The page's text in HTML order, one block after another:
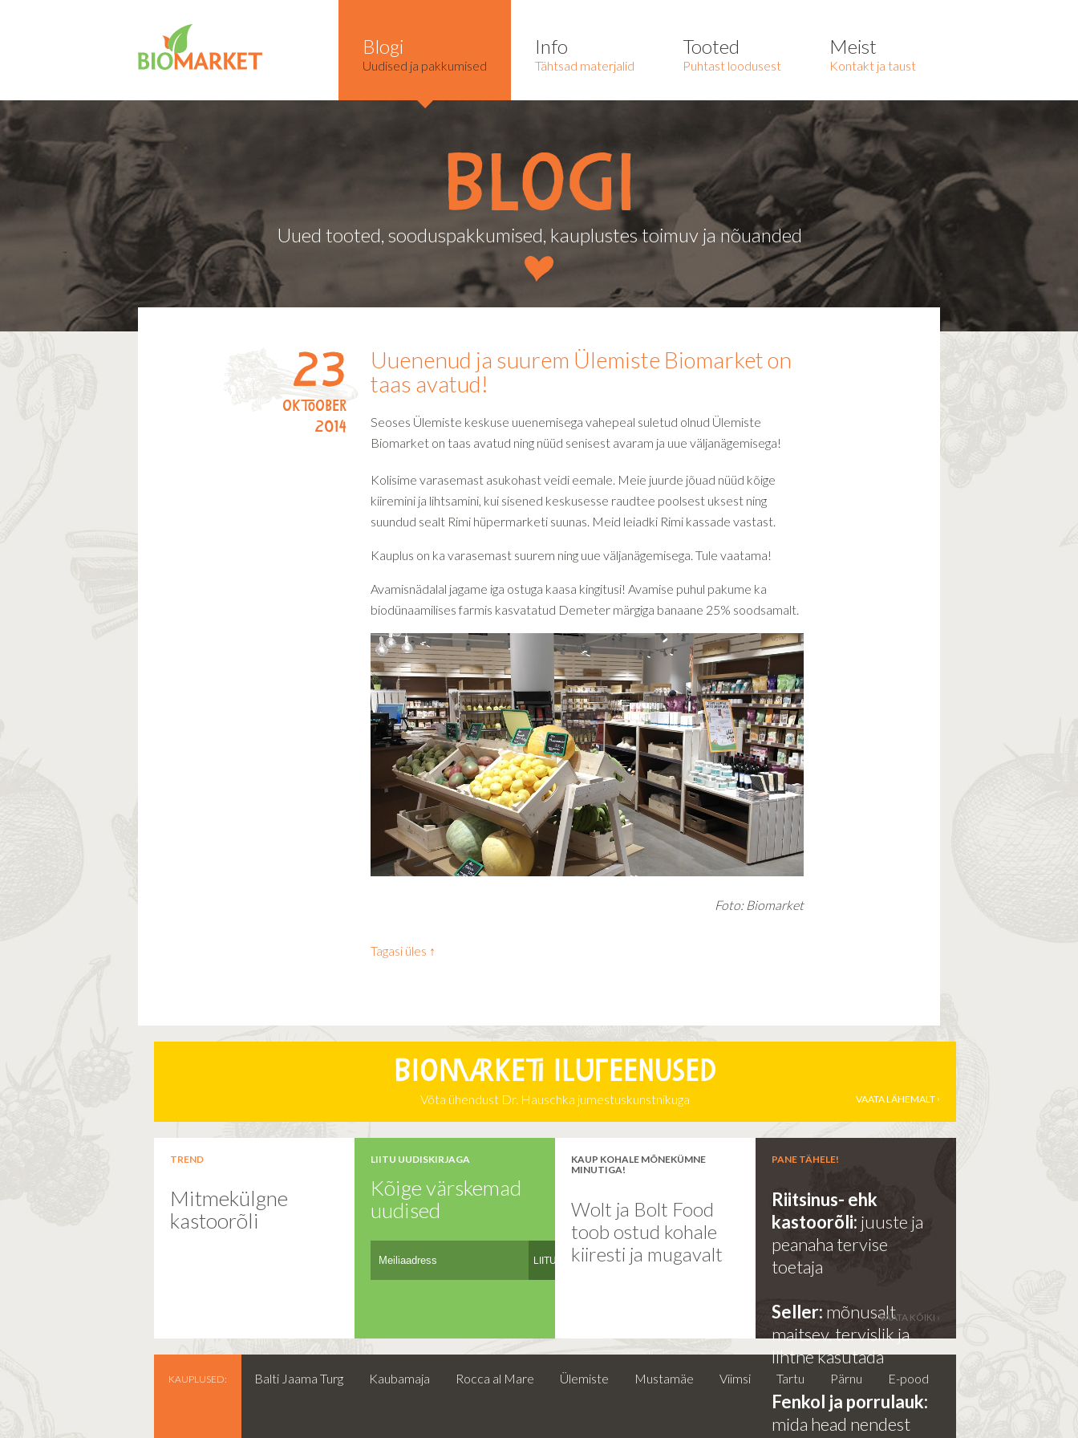
Blogi
Uudised ja pakkumised
Info
Tähtsad materjalid
Tooted
Puhtast loodusest
Meist
Kontakt ja taust
Blogi
Uued tooted, sooduspakkumised, kauplustes toimuv ja nõuanded
23
oktoober
2014
Uuenenud ja suurem Ülemiste Biomarket on
taas avatud!
Seoses Ülemiste keskuse uuenemisega vahepeal suletud olnud Ülemiste
Biomarket on taas avatud ning nüüd senisest avaram ja uue väljanägemisega!
Kolisime varasemast asukohast veidi eemale. Meie juurde jõuad nüüd kõige
kiiremini ja lihtsamini, kui sisened keskusesse raudtee poolsest uksest ning
suundud sealt Rimi hüpermarketi suunas. Meid leiadki Rimi kassade vastast.
Kauplus on ka varasemast suurem ning uue väljanägemisega. Tule vaatama!
Avamisnädalal jagame iga ostuga kaasa kingitusi! Avamise puhul pakume ka
biodünaamilises farmis kasvatatud Demeter märgiga banaane 25% soodsamalt.
Foto: Biomarket
Tagasi üles ↑
Biomarketi iluteenused
Võta ühendust Dr. Hauschka jumestuskunstnikuga VAATA LÄHEMALT
TREND
Mitmekülgne
kastoorõli
LIITU UUDISKIRJAGA
Kõige värskemad
uudised
LIITU
KAUP KOHALE MÕNEKÜMNE
MINUTIGA!
Wolt ja Bolt Food
toob ostud kohale
kiiresti ja mugavalt
PANE TÄHELE!
Riitsinus- ehk
kastoorõli: juuste ja
peanaha tervise
toetaja
Seller: mõnusalt
maitsev, tervislik ja
lihtne kasutada
Fenkol ja porrulauk:
mida head nendest
VAATA KÕIKI ›
KAUPLUSED: Balti Jaama Turg Kaubamaja Rocca al Mare Ülemiste Mustamäe Viimsi Tartu Pärnu E-pood